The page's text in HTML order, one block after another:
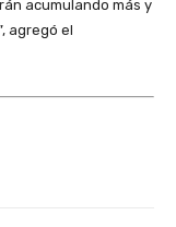
acumulando más y
agregó el